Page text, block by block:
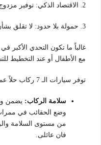
2. الاقتصاد الذكي: توفير مزدوج للوقت والمال
3. حمولة بلا حدود: لا تقلق بشأن الأمتعة
غالباً ما تكون التحدي الأكبر
مع الأطفال أو عند التخطيط
توفر سيارات الـ 7 ركاب حلاً عملياً:
سلامة الركاب: يضمن
وضع الحقائب في
من مستوى السلامة
فان عائلى.